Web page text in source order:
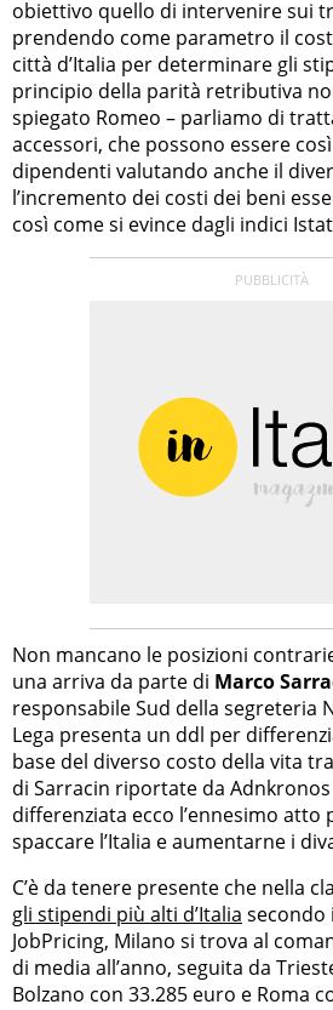
obiettivo quello di intervenire sui
prendendo come parametro il
città d’Italia per determinare gli
principio della parità retributiva
spiegato Romeo – parliamo di
accessori, che possono essere
dipendenti valutando anche il
l’incremento dei costi dei beni
così come si evince dagli indici
Non mancano le posizioni
una arriva da parte di Marco
responsabile Sud della segreteria
Lega presenta un ddl per
base del diverso costo della vita
di Sarracin riportate da
differenziata ecco l’ennesimo atto
spaccare l’Italia e aumentarne i
C’è da tenere presente che nella
gli stipendi più alti d’Italia secondo
JobPricing, Milano si trova al
di media all’anno, seguita da
Bolzano con 33.285 euro e Roma